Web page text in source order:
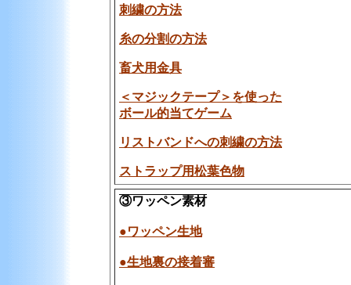
刺繍の方法
糸の分割の方法
畜犬用金具
＜マジックテープ＞を使った
ボール的当てゲーム
リストバンドへの刺繍の方法
ストラップ用松葉色物
③ワッペン素材
●ワッペン生地
●生地裏の接着審